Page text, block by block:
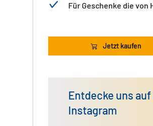
Für Geschenke die von
Jetzt kaufen
Entdecke uns auf
Instagram